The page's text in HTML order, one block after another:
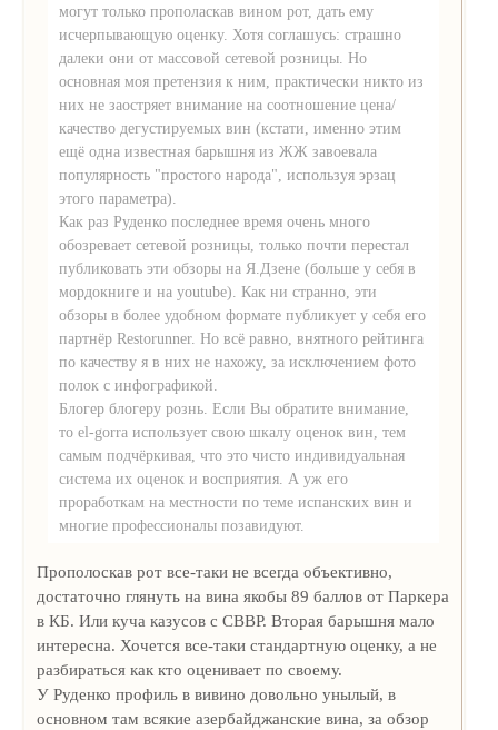
могут только прополаскав вином рот, дать ему
исчерпывающую оценку. Хотя соглашусь: страшно
далеки они от массовой сетевой розницы. Но
основная моя претензия к ним, практически никто из
них не заостряет внимание на соотношение цена/
качество дегустируемых вин (кстати, именно этим
ещё одна известная барышня из ЖЖ завоевала
популярность "простого народа", используя эрзац
этого параметра).
Как раз Руденко последнее время очень много
обозревает сетевой розницы, только почти перестал
публиковать эти обзоры на Я.Дзене (больше у себя в
мордокниге и на youtube). Как ни странно, эти
обзоры в более удобном формате публикует у себя его
партнёр Restorunner. Но всё равно, внятного рейтинга
по качеству я в них не нахожу, за исключением фото
полок с инфографикой.
Блогер блогеру рознь. Если Вы обратите внимание,
то el-gorra использует свою шкалу оценок вин, тем
самым подчёркивая, что это чисто индивидуальная
система их оценок и восприятия. А уж его
проработкам на местности по теме испанских вин и
многие профессионалы позавидуют.
Прополоскав рот все-таки не всегда объективно,
достаточно глянуть на вина якобы 89 баллов от Паркера
в КБ. Или куча казусов с СВВР. Вторая барышня мало
интересна. Хочется все-таки стандартную оценку, а не
разбиратьcя как кто оценивает по своему.
У Руденко профиль в вивино довольно унылый, в
основном там всякие азербайджанские вина, за обзор